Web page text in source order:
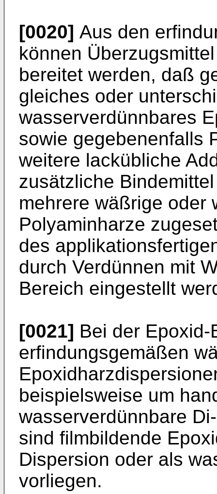
[0020] Aus den
können
bereitet werden, daß
gleiches oder
wasserverdünnbares
sowie gegebenenfalls
weitere lackübliche
zusätzliche
mehrere wäßrige oder
Polyaminharze
des
durch Verdünnen mit
Bereich eingestellt
[0021] Bei der
erfindungsgemäßen
beispielsweise um
wasserverdünnbare
sind filmbildende
Dispersion oder als
vorliegen.